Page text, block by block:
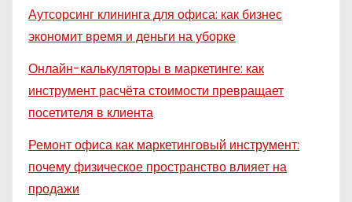
Аутсорсинг клининга для офиса: как бизнес
экономит время и деньги на уборке
Онлайн-калькуляторы в маркетинге: как
инструмент расчёта стоимости превращает
посетителя в клиента
Ремонт офиса как маркетинговый инструмент:
почему физическое пространство влияет на
продажи